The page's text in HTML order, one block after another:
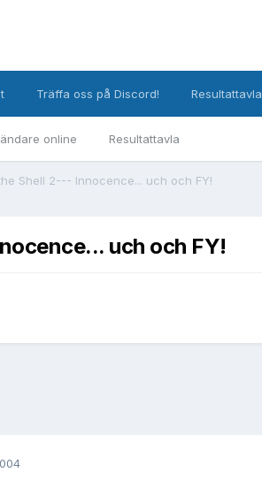
online Resultattavla
Träffa oss på Discord! Resultattavla
Shell 2--- Innocence... uch och FY!
uch och FY!